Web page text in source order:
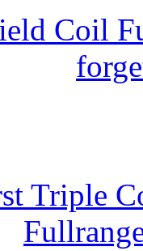
Coil
Triple